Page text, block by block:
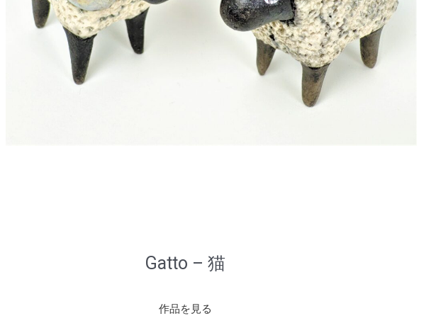
Gatto – 猫
作品を見る